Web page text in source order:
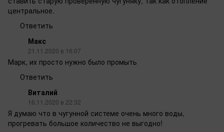
центральное.
Ответить
Макс
21.11.2020 в 16:07
Марк, их просто нужно было промыть
Ответить
Виталий
16.11.2020 в 22:32
Я думаю что в чугунной системе очень много воды,
прогревать большое количество не выгодно!